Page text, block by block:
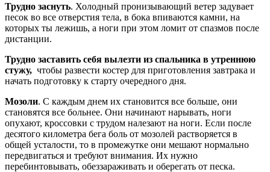
Трудно заснуть. Холодный пронизывающий ветер задувает
песок во все отверстия тела, в бока впиваются камни, на
которых ты лежишь, а ноги при этом ломит от спазмов после
дистанции.
Трудно заставить себя вылезти из спальника в утреннюю
стужу, чтобы развести костер для приготовления завтрака и
начать подготовку к старту очередного дня.
Мозоли. С каждым днем их становится все больше, они
становятся все больнее. Они начинают нарывать, ноги
опухают, кроссовки с трудом налезают на ноги. Если после
десятого километра бега боль от мозолей растворяется в
общей усталости, то в промежутке они мешают нормально
передвигаться и требуют внимания. Их нужно
перебинтовывать, обеззараживать и оберегать от песка.